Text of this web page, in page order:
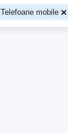
Telefoane mobile